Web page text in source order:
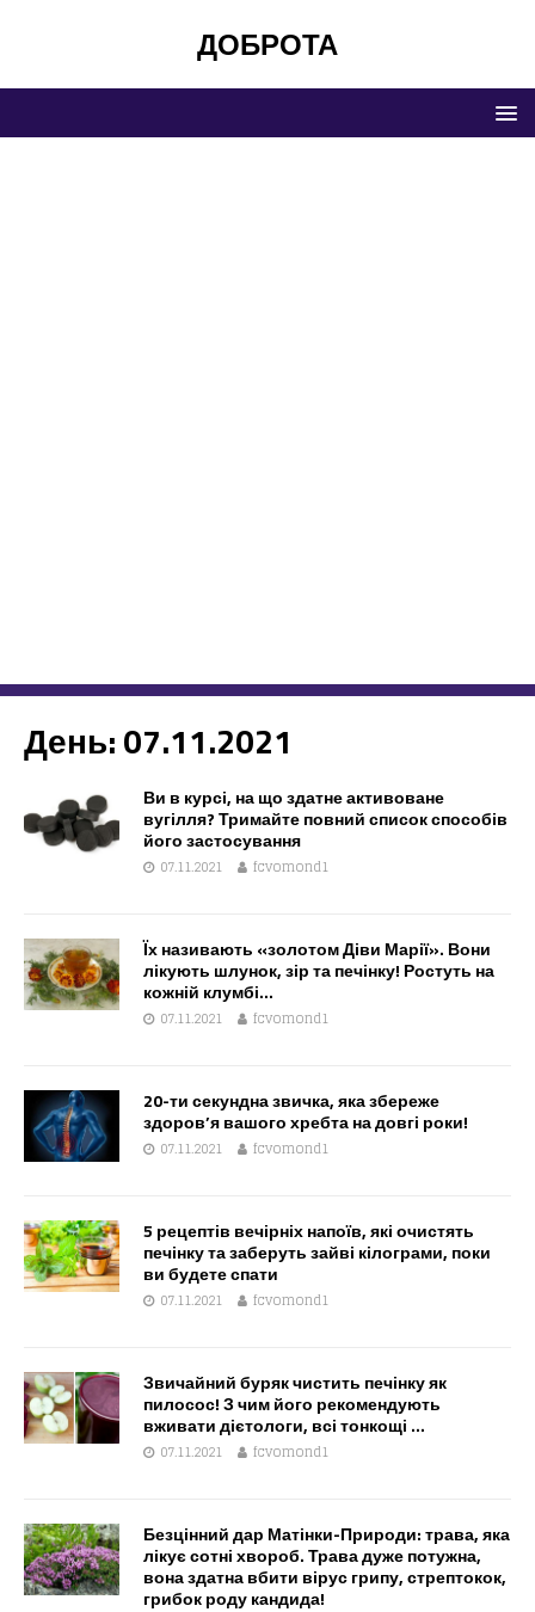
ДОБРОТА
День:07.11.2021
Ви в курсі, на що здатне активоване
вугілля? Тримайте повний список способів
його застосування
07.11.2021 fcvomond1
Їх називають «золотом Діви Марії». Вони
лікують шлунок, зір та печінку! Ростуть на
кожній клумбі…
07.11.2021 fcvomond1
20-ти секундна звичка, яка збереже
здоров’я вашого хребта на довгі роки!
07.11.2021 fcvomond1
5 рецептів вечірніх напоїв, які очистять
печінку та заберуть зайві кілограми, поки
ви будете спати
07.11.2021 fcvomond1
Звичайний буряк чистить печінку як
пилосос! З чим його рекомендують
вживати дієтологи, всі тонкощі …
07.11.2021 fcvomond1
Безцінний дар Матінки-Природи: трава, яка
лікує сотні хвороб. Трава дуже потужна,
вона здатна вбити вірус грипу, стрептокок,
грибок роду кандида!